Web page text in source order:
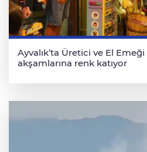
Ayvalık’ta Üretici ve El Emeği
akşamlarına renk katıyor